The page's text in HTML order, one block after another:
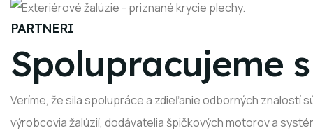
PARTNERI
Spolupracujeme
Veríme, že sila spolupráce a zdieľanie odborných znalostí
výrobcovia žalúzií, dodávatelia špičkových motorov a